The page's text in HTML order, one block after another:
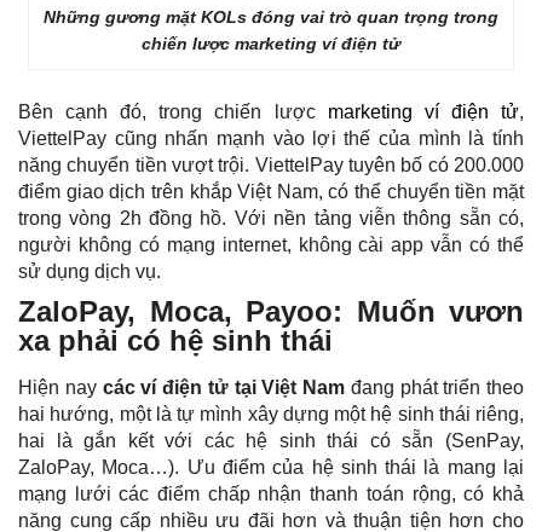
Những gương mặt KOLs đóng vai trò quan trọng trong
chiến lược marketing ví điện tử
Bên cạnh đó, trong chiến lược marketing ví điện tử,
ViettelPay cũng nhấn mạnh vào lợi thế của mình là tính
năng chuyển tiền vượt trội. ViettelPay tuyên bố có 200.000
điểm giao dịch trên khắp Việt Nam, có thể chuyển tiền mặt
trong vòng 2h đồng hồ. Với nền tảng viễn thông sẵn có,
người không có mạng internet, không cài app vẫn có thể
sử dụng dịch vụ.
ZaloPay, Moca, Payoo: Muốn vươn
xa phải có hệ sinh thái
Hiện nay các ví điện tử tại Việt Nam đang phát triển theo
hai hướng, một là tự mình xây dựng một hệ sinh thái riêng,
hai là gắn kết với các hệ sinh thái có sẵn (SenPay,
ZaloPay, Moca…). Ưu điểm của hệ sinh thái là mang lại
mạng lưới các điểm chấp nhận thanh toán rộng, có khả
năng cung cấp nhiều ưu đãi hơn và thuận tiện hơn cho